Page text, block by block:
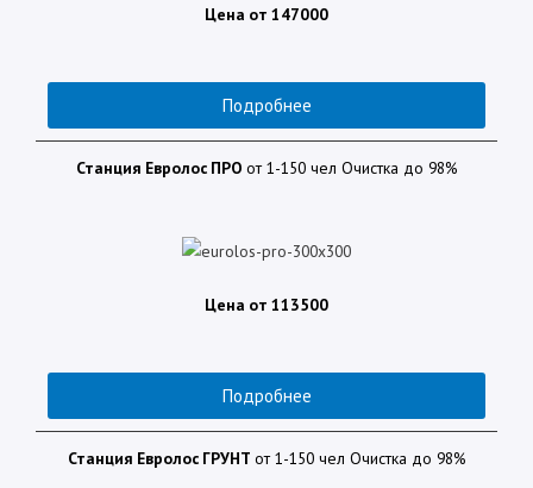
Цена от 147000
Подробнее
Станция Евролос ПРО от 1-150 чел Очистка до 98%
Цена от 113500
Подробнее
Станция Евролос ГРУНТ от 1-150 чел Очистка до 98%